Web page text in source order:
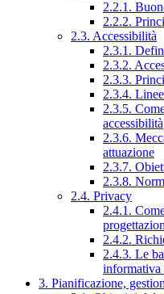
2.2.1.
2.2.2.
2.3. Accessibilità
2.3.1.
2.3.2.
2.3.3.
2.3.4.
2.3.5.
accessibilità
2.3.6.
attuazione
2.3.7.
2.3.8.
2.4. Privacy
2.4.1.
2.4.2.
2.4.3. Le
3. Pianificazione,